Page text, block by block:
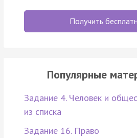
Получить
Популярные
Задание 4. Человек и
из списка
Задание 16. Право